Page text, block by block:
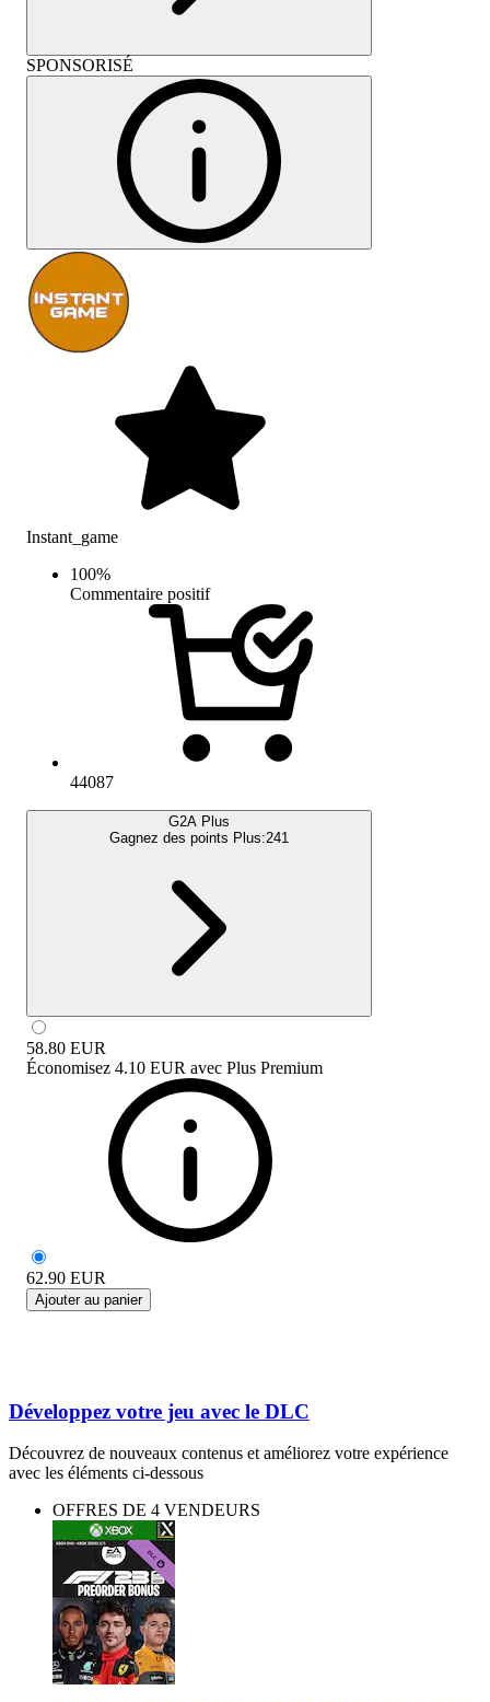
SPONSORISÉ
Instant_game
100%
Commentaire positif
44087
G2A Plus
Gagnez des points Plus:241
58.80 EUR
Économisez 4.10 EUR avec Plus Premium
62.90 EUR
Ajouter au panier
Développez votre jeu avec le DLC
Découvrez de nouveaux contenus et améliorez votre expérience
avec les éléments ci-dessous
OFFRES DE 4 VENDEURS